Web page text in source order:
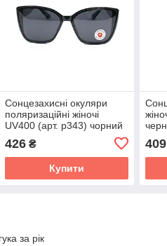
Сонцезахисні окуляри
поляризаційні жіночі
UV400 (арт. p343) чорний
426₴
Купити
409
за рік